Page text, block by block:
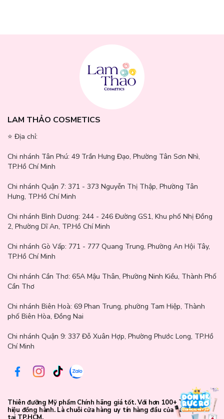
Medicube
Thể tích:210ml
Sau khi làm sạch da, lấy một lượng toner vừa đủ và thoa đều khắp
Vỗ nhẹ nhàng để dưỡng chất thẩm thấu sâu, giúp da mềm mịn và
cảm giác dễ chịu tức thì.
LAM THẢO COSMETICS
⭐️ Địa chỉ:
Chi nhánh Tân Phú: 49 Trần Hưng Đạo, Phường Tân Sơn Nhì,
TP.Hồ Chí Minh
Chi nhánh Quận 7: 371 - 373 Nguyễn Thị Thập, Phường Tân
Hưng, TP.Hồ Chí Minh
Chi nhánh Bình Dương: 244 - 246 Đường GS1, Khu phố Nhị Đồng
2, Phường Dĩ An, TP.Hồ Chí Minh
Chi nhánh Gò Vấp: 771 - 777 Quang Trung, Phường An Hội Tây,
TP.Hồ Chí Minh
Chi nhánh Cần Thơ: 65A Mậu Thân, Phường Ninh Kiều, Thành Phố
Cần Thơ
Chi nhánh Biên Hoà: 69 Phan Trung, phường Tam Hiệp, Thành
phố Biên Hòa, Đồng Nai
Chi nhánh Quận 9: 337 Đỗ Xuân Hợp, Phường Phước Long, TP.Hồ
Chí Minh
Thiên đưỡng Mỹ phẩm Chính hãng giá tốt. Với hơn 100+ Thương
hiệu đồng hành. Là chuỗi cửa hàng uy tín hàng đầu của các bạn trẻ